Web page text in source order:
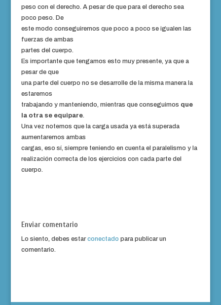
peso con el derecho. A pesar de que para el derecho sea
poco peso. De
este modo conseguiremos que poco a poco se igualen las
fuerzas de ambas
partes del cuerpo.
Es importante que tengamos esto muy presente, ya que a
pesar de que
una parte del cuerpo no se desarrolle de la misma manera la
estaremos
trabajando y manteniendo, mientras que conseguimos que
la otra se equipare.
Una vez notemos que la carga usada ya está superada
aumentaremos ambas
cargas, eso sí, siempre teniendo en cuenta el paralelismo y la
realización correcta de los ejercicios con cada parte del
cuerpo.
Enviar comentario
Lo siento, debes estarconectado para publicar un
comentario.